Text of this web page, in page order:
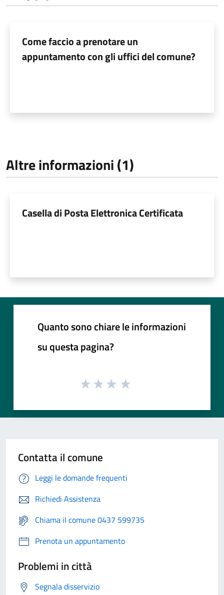
Come faccio a prenotare un
appuntamento con gli uffici del comune?
Altre informazioni (1)
Casella di Posta Elettronica Certificata
Quanto sono chiare le informazioni
su questa pagina?
Contatta il comune
Leggi le domande frequenti
Richiedi Assistenza
Chiama il comune 0437 599735
Prenota un appuntamento
Problemi in città
Segnala disservizio